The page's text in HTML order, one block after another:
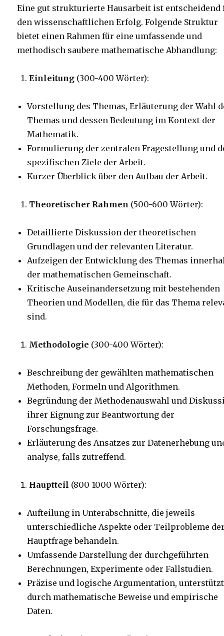
Eine gut strukturierte Hausarbeit ist entscheidend
den wissenschaftlichen Erfolg. Folgende Struktur
bietet einen Rahmen für eine umfassende und
methodisch saubere mathematische Abhandlung:
Einleitung (300-400 Wörter):
Vorstellung des Themas, Erläuterung der Wahl
Themas und dessen Bedeutung im Kontext der
Mathematik.
Formulierung der zentralen Fragestellung und
spezifischen Ziele der Arbeit.
Kurzer Überblick über den Aufbau der Arbeit.
Theoretischer Rahmen (500-600 Wörter):
Detaillierte Diskussion der theoretischen
Grundlagen und der relevanten Literatur.
Aufzeigen der Entwicklung des Themas
der mathematischen Gemeinschaft.
Kritische Auseinandersetzung mit bestehenden
Theorien und Modellen, die für das Thema
sind.
Methodologie (300-400 Wörter):
Beschreibung der gewählten mathematischen
Methoden, Formeln und Algorithmen.
Begründung der Methodenauswahl und
ihrer Eignung zur Beantwortung der
Forschungsfrage.
Erläuterung des Ansatzes zur Datenerhebung
analyse, falls zutreffend.
Hauptteil (800-1000 Wörter):
Aufteilung in Unterabschnitte, die jeweils
unterschiedliche Aspekte oder Teilprobleme
Hauptfrage behandeln.
Umfassende Darstellung der durchgeführten
Berechnungen, Experimente oder Fallstudien.
Präzise und logische Argumentation, unterstützt
durch mathematische Beweise und empirische
Daten.